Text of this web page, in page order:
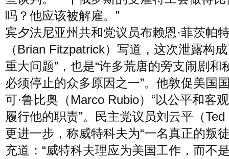
吗？他应该被解雇。”
宾夕法尼亚州共和党议员布赖恩·菲茨帕
（Brian Fitzpatrick）写道，这次泄露构
重大问题”，也是“许多荒唐的旁支闹剧和
必须停止的众多原因之一”。他敦促美国
可·鲁比奥（Marco Rubio）“以公平和客
履行他的职责”。民主党议员刘云平（Ted
更进一步，称威特科夫为“一名真正的叛
充道：“威特科夫理应为美国工作，而不